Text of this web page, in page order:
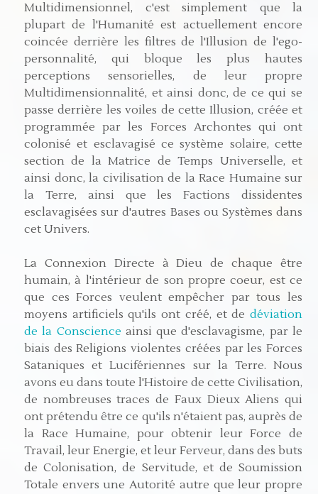
Multidimensionnel, c'est simplement que la
plupart de l'Humanité est actuellement encore
coincée derrière les filtres de l'Illusion de l'ego-
personnalité, qui bloque les plus hautes
perceptions sensorielles, de leur propre
Multidimensionnalité, et ainsi donc, de ce qui se
passe derrière les voiles de cette Illusion, créée et
programmée par les Forces Archontes qui ont
colonisé et esclavagisé ce système solaire, cette
section de la Matrice de Temps Universelle, et
ainsi donc, la civilisation de la Race Humaine sur
la Terre, ainsi que les Factions dissidentes
esclavagisées sur d'autres Bases ou Systèmes dans
cet Univers.
La Connexion Directe à Dieu de chaque être
humain, à l'intérieur de son propre coeur, est ce
que ces Forces veulent empêcher par tous les
moyens artificiels qu'ils ont créé, et de déviation
de la Conscience ainsi que d'esclavagisme, par le
biais des Religions violentes créées par les Forces
Sataniques et Lucifériennes sur la Terre. Nous
avons eu dans toute l'Histoire de cette Civilisation,
de nombreuses traces de Faux Dieux Aliens qui
ont prétendu être ce qu'ils n'étaient pas, auprès de
la Race Humaine, pour obtenir leur Force de
Travail, leur Energie, et leur Ferveur, dans des buts
de Colonisation, de Servitude, et de Soumission
Totale envers une Autorité autre que leur propre